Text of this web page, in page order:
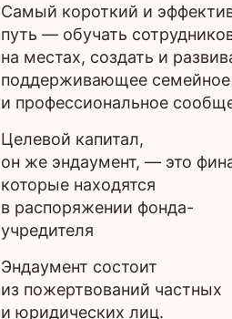
Самый короткий и
путь — обучать
на местах, создать и
поддерживающее семейное
и профессиональное
Целевой капитал,
он же эндаумент, — это
которые находятся
в распоряжении фонда-
учредителя
Эндаумент состоит
из пожертвований частных
и юридических лиц.